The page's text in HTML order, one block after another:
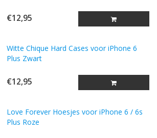
€12,95
Witte Chique Hard Cases voor iPhone 6
Plus Zwart
€12,95
Love Forever Hoesjes voor iPhone 6 / 6s
Plus Roze